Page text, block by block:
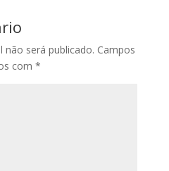
não será publicado. Campos
com *